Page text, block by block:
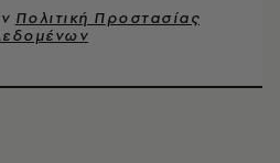
Πολιτική Προστασίας